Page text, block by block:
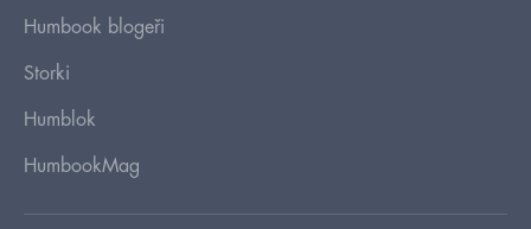
Humbook blogeři
Storki
Humblok
HumbookMag